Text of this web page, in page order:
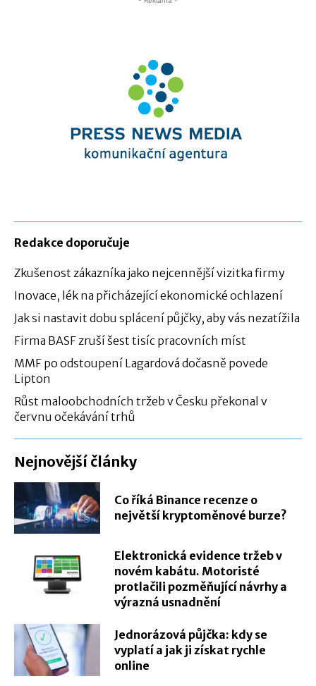
Redakce doporučuje
Zkušenost zákazníka jako nejcennější vizitka firmy
Inovace, lék na přicházející ekonomické ochlazení
Jak si nastavit dobu splácení půjčky, aby vás nezatížila
Firma BASF zruší šest tisíc pracovních míst
MMF po odstoupení Lagardová dočasně povede
Lipton
Růst maloobchodních tržeb v Česku překonal v
červnu očekávání trhů
Nejnovější články
Co říká Binance recenze o
největší kryptoměnové burze?
Elektronická evidence tržeb v
novém kabátu. Motoristé
protlačili pozměňující návrhy a
výrazná usnadnění
Jednorázová půjčka: kdy se
vyplatí a jak ji získat rychle
online